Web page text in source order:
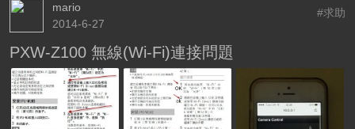
mario
2014-6-27
#求助
PXW-Z100 無線(Wi-Fi)連接問題